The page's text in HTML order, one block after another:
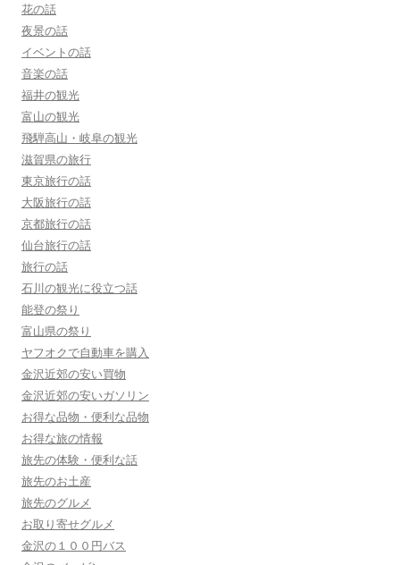
花の話
夜景の話
イベントの話
音楽の話
福井の観光
富山の観光
飛騨高山・岐阜の観光
滋賀県の旅行
東京旅行の話
大阪旅行の話
京都旅行の話
仙台旅行の話
旅行の話
石川の観光に役立つ話
能登の祭り
富山県の祭り
ヤフオクで自動車を購入
金沢近郊の安い買物
金沢近郊の安いガソリン
お得な品物・便利な品物
お得な旅の情報
旅先の体験・便利な話
旅先のお土産
旅先のグルメ
お取り寄せグルメ
金沢の１００円バス